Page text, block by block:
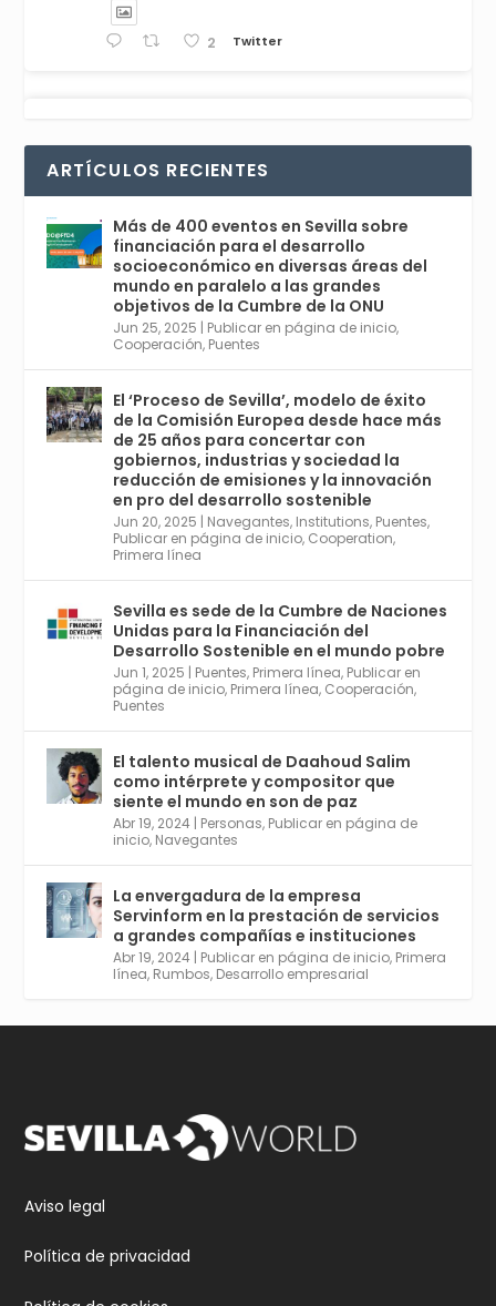
2 Twitter
r
comienza en Sevilla este lunes 2 con la
Conferencia Internacional sobre Catálisis, y
con el Congreso de Parasitología. Del día 3 al
6, Congreso de Metodología de Ciencias
Sociales y la Salud; y los días 5 y 6 Jornadas
de Economía Industrial.
4
1 2 Twitter
Avata
r
Sevilla World @worldsevilla ·
21 May 2024
Conoce a @mvbim, la empresa sevillana
que ha sido pionera en España en el uso de
la tecnología BIM para digitalizar e
industrializar la arquitectura y la
construcción. Ver su dimensión
internacional en el reportaje de
@juanluispavon1 en @elCorreoWeb :
https://tinyurl.com/yfa2h55p
2 6 Twitter
Avata
Sevilla World @worldsevilla ·
30 Abr 2024
Aprovéchalo si vives en Sevilla capital o
provincia. Curso gratuito en Internet de las
Cosas, Inteligencia Artificial y Smart Cities
plazo acaba el 2 de mayo. Dota de gran
empleabilidad. Ver y enlace a inscripción:
https://tinyurl.com/yu5xhwjr
ARTÍCULOS RECIENTES
Más de 400 eventos en Sevilla sobre
financiación para el desarrollo
socioeconómico en diversas áreas del
mundo en paralelo a las grandes
objetivos de la Cumbre de la ONU
Jun 25, 2025 | Publicar en página de inicio,
Cooperación, Puentes
El ‘Proceso de Sevilla’, modelo de éxito
de la Comisión Europea desde hace más
de 25 años para concertar con
gobiernos, industrias y sociedad la
reducción de emisiones y la innovación
en pro del desarrollo sostenible
Jun 20, 2025 | Navegantes, Institutions, Puentes,
Publicar en página de inicio, Cooperation,
Primera línea
Sevilla es sede de la Cumbre de Naciones
Unidas para la Financiación del
Desarrollo Sostenible en el mundo pobre
Jun 1, 2025 | Puentes, Primera línea, Publicar en
página de inicio, Primera línea, Cooperación,
Puentes
El talento musical de Daahoud Salim
como intérprete y compositor que
siente el mundo en son de paz
Abr 19, 2024 | Personas, Publicar en página de
inicio, Navegantes
La envergadura de la empresa
Servinform en la prestación de servicios
a grandes compañías e instituciones
Abr 19, 2024 | Publicar en página de inicio, Primera
línea, Rumbos, Desarrollo empresarial
Aviso legal
Política de privacidad